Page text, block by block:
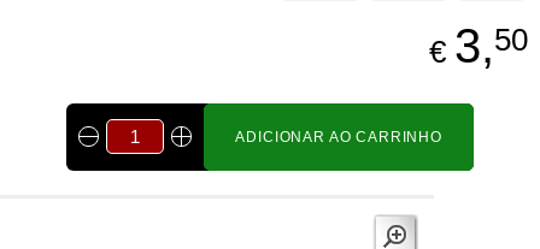
€ 3,50
ADICIONAR AO CARRINHO